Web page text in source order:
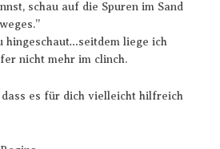
schau auf die Spuren im Sand
hingeschaut…seitdem liege ich
nicht mehr im clinch.
es für dich vielleicht hilfreich